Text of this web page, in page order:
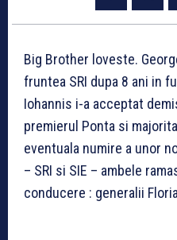
Big Brother loveste.
fruntea SRI dupa 8 ani in
Iohannis i-a acceptat
premierul Ponta si
eventuala numire a unor
– SRI si SIE – ambele
conducere : generalii